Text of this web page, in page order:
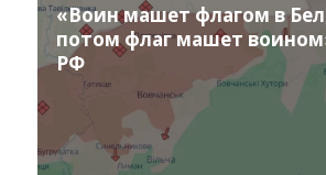
«Воин машет флагом в
потом флаг машет
РФ